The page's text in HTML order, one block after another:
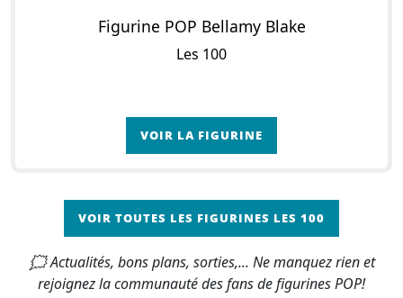
Figurine POP Bellamy Blake
Les 100
VOIR LA FIGURINE
VOIR TOUTES LES FIGURINES LES 100
🗯 Actualités, bons plans, sorties,... Ne manquez rien et
rejoignez la communauté des fans de figurines POP!